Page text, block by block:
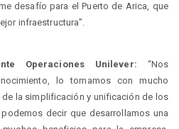
desafío para el Puerto de Arica, que
infraestructura”.
Operaciones Unilever: “Nos
lo tomamos con mucho
de la simplificación y unificación de los
decir que desarrollamos una